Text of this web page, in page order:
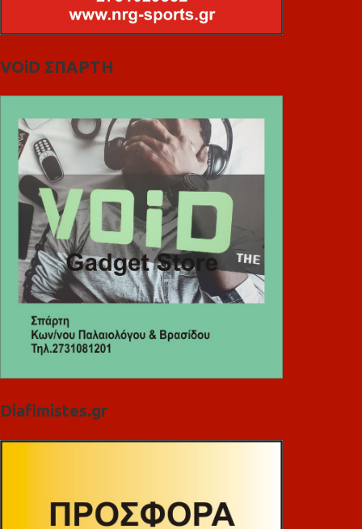
VOiD ΣΠΑΡΤΗ
Diafimistes.gr